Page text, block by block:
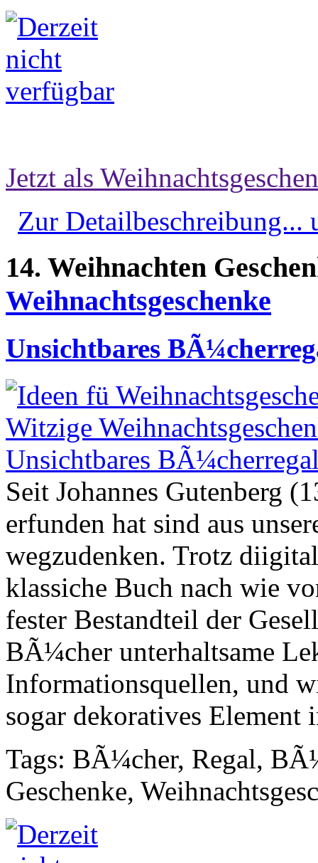
Jetzt als
Zur Detailbeschreibung...
14. Weihnachten
Weihnachtsgeschenke
Unsichtbares
Seit Johannes Gutenberg
erfunden hat sind aus
wegzudenken. Trotz
klassiche Buch nach wie
fester Bestandteil der
BÃ¼cher unterhaltsame
Informationsquellen, und
sogar dekoratives Element
Tags: BÃ¼cher, Regal,
Geschenke,